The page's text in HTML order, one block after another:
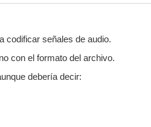
codificar señales de audio.
con el formato del archivo.
debería decir: